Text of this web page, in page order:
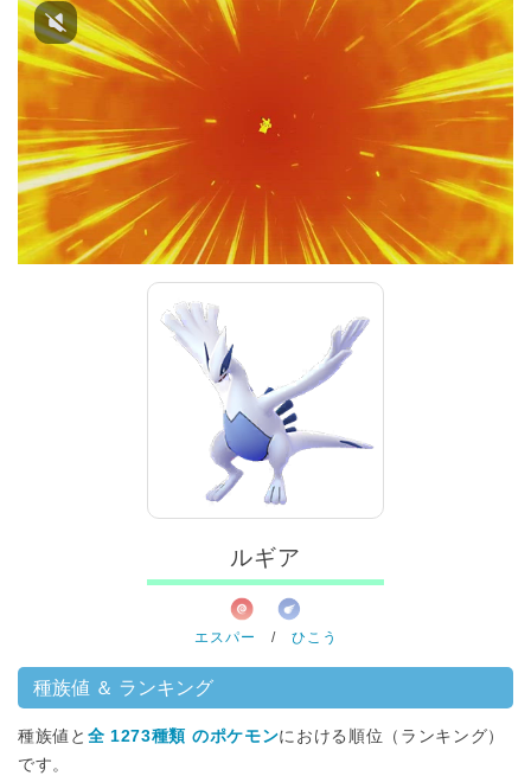
ルギア
エスパー / ひこう
種族値 ＆ ランキング
種族値と 全 1273種類 のポケモンにおける順位（ランキング）
です。